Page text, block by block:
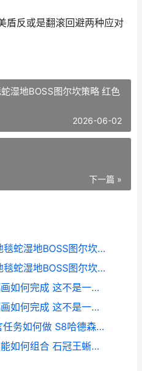
盾反或是翻滚回避两种应对
湿地BOSS图尔坎策略 红色
2026-06-02
下一篇 »
红色沙漠图尔坎如何打 地毯蛇湿地BOSS图尔坎策略 红色沙漠僧人
红色沙漠图尔坎如何打 地毯蛇湿地BOSS图尔坎策略 红色沙漠图尔坎套装
异环异象委托这不是一幅画如何完成 这不是一幅画委托策略 异环异象委托这不是一幅画
异环异象委托这不是一幅画如何完成 这不是一幅画委托策略 异面环加成
三角洲行动S8哈德森宣言任务如何做 S8哈德森宣言任务流程策略 三角洲行动S8哈德森宣传图
洛克王国世界石冠王蜥技能如何组合 石冠王蜥技能组合主推 洛克王国世界石肤蜥